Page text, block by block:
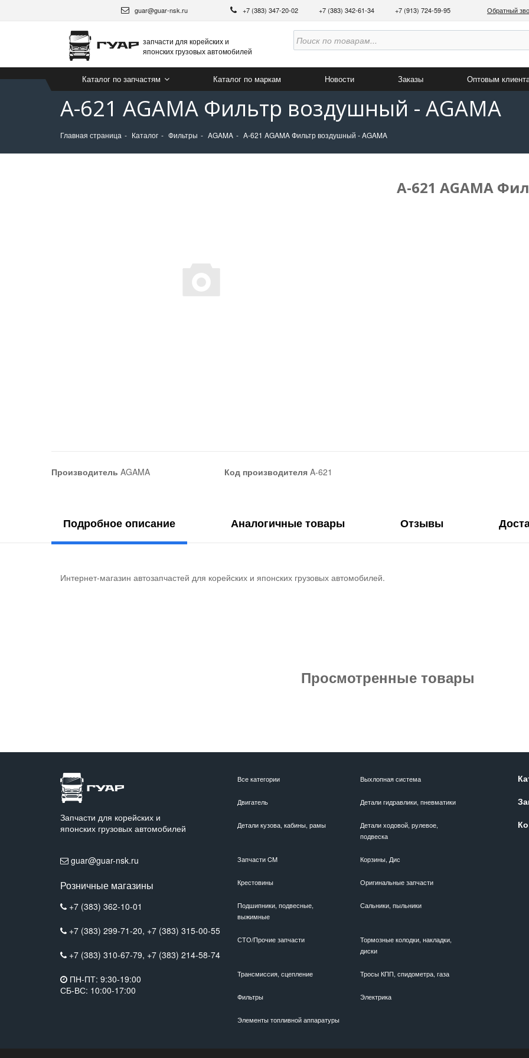
guar@guar-nsk.ru +7 (383) 347-20-02 +7 (383) 342-61-34 +7 (913) 724-59-95 Обратный
запчасти для корейских и
японских грузовых автомобилей
Каталог по запчастям Каталог по маркам Новости Заказы Оптовым
A-621 AGAMA Фильтр воздушный - AGAMA
Главная страница Каталог Фильтры AGAMA A-621 AGAMA Фильтр воздушный - AGAMA
A-621 AGAMA
Производитель AGAMA Код производителяA-621
Подробное описание Аналогичные товары Отзывы
Интернет-магазин автозапчастей для корейских и японских грузовых автомобилей.
Просмотренные товары
Запчасти для корейских и
японских грузовых автомобилей
guar@guar-nsk.ru
Розничные магазины
+7 (383) 362-10-01
+7 (383) 299-71-20, +7 (383) 315-00-55
+7 (383) 310-67-79, +7 (383) 214-58-74
ПН-ПТ: 9:30-19:00
СБ-ВС: 10:00-17:00
Все категории Выхлопная система
Двигатель Детали гидравлики, пневматики
Детали кузова, кабины, рамы
Детали ходовой, рулевое,
подвеска
Запчасти CM Корзины, Дис
Крестовины Оригинальные запчасти
Подшипники, подвесные,
выжимные
Сальники, пыльники
СТО/Прочие запчасти
Тормозные колодки, накладки,
диски
Трансмиссия, сцепление Тросы КПП, спидометра, газа
Фильтры Электрика
Элементы топливной аппаратуры